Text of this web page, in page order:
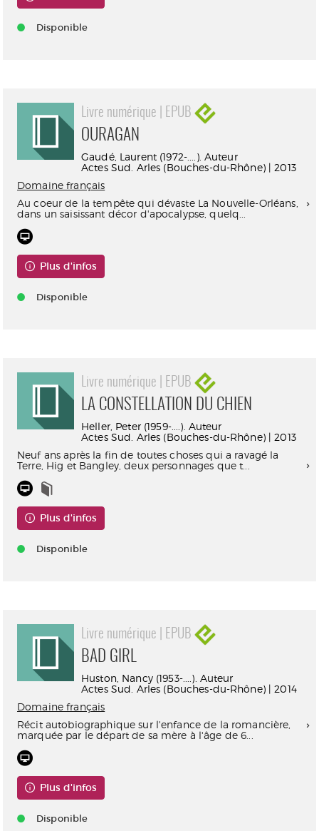
Disponible
Livre numérique | EPUB
OURAGAN
Gaudé, Laurent (1972-....). Auteur
Actes Sud. Arles (Bouches-du-Rhône) | 2013
Domaine français
Au coeur de la tempête qui dévaste La Nouvelle-Orléans,
dans un saisissant décor d'apocalypse, quelq...
Plus d'infos
Disponible
Livre numérique | EPUB
LA CONSTELLATION DU CHIEN
Heller, Peter (1959-....). Auteur
Actes Sud. Arles (Bouches-du-Rhône) | 2013
Neuf ans après la fin de toutes choses qui a ravagé la
Terre, Hig et Bangley, deux personnages que t...
Plus d'infos
Disponible
Livre numérique | EPUB
BAD GIRL
Huston, Nancy (1953-....). Auteur
Actes Sud. Arles (Bouches-du-Rhône) | 2014
Domaine français
Récit autobiographique sur l'enfance de la romancière,
marquée par le départ de sa mère à l'âge de 6...
Plus d'infos
Disponible